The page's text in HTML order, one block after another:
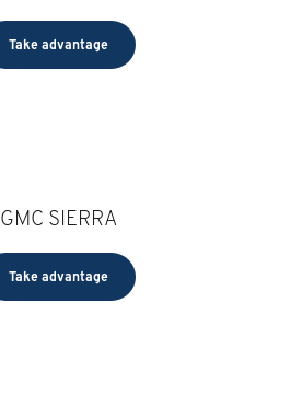
Take advantage
GMC SIERRA
Take advantage